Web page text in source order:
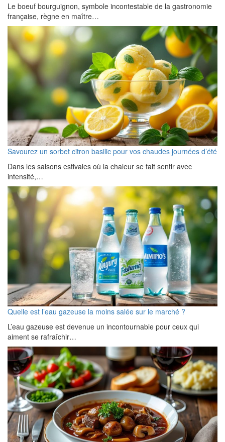
Le boeuf bourguignon, symbole incontestable de la gastronomie
française, règne en maître…
Savourez un sorbet citron basilic pour vos chaudes journées d’été
Dans les saisons estivales où la chaleur se fait sentir avec
intensité,…
Quelle est l’eau gazeuse la moins salée sur le marché ?
L’eau gazeuse est devenue un incontournable pour ceux qui
aiment se rafraîchir…